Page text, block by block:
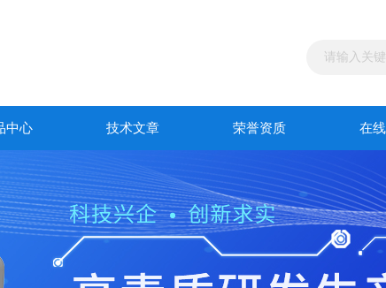
中心 技术文章 荣誉资质 在